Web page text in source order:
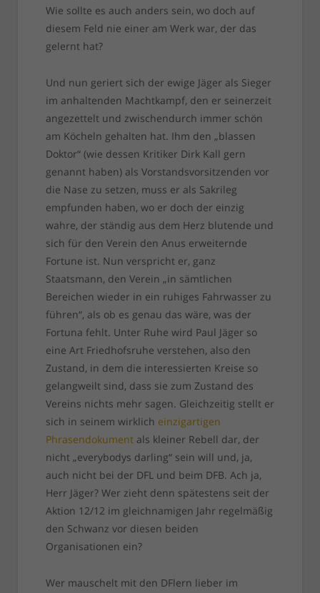
Wie sollte es auch anders sein, wo doch auf
diesem Feld nie einer am Werk war, der das
gelernt hat?
Und nun geriert sich der ewige Jäger als Sieger
im anhaltenden Machtkampf, den er seinerzeit
angezettelt und zwischendurch immer schön
am Köcheln gehalten hat. Ihm den „blassen
Doktor“ (wie dessen Kritiker Dirk Kall gern
genannt haben) als Vorstandsvorsitzenden vor
die Nase zu setzen, muss er als Sakrileg
empfunden haben, wo er doch der einzig
wahre, der ständig aus dem Herz blutende und
sich für den Verein den Anus erweiternde
Fortune ist. Nun verspricht er, ganz
Staatsmann, den Verein „in sämtlichen
Bereichen wieder in ein ruhiges Fahrwasser zu
führen“, als ob es genau das wäre, was der
Fortuna fehlt. Unter Ruhe wird Paul Jäger so
eine Art Friedhofsruhe verstehen, also den
Zustand, in dem die interessierten Kreise so
gelangweilt sind, dass sie zum Zustand des
Vereins nichts mehr sagen. Gleichzeitig stellt er
sich in seinem wirklich einzigartigen
Phrasendokumentals kleiner Rebell dar, der
nicht „everybodys darling“ sein will und, ja,
auch nicht bei der DFL und beim DFB. Ach ja,
Herr Jäger? Wer zieht denn spätestens seit der
Aktion 12/12 im gleichnamigen Jahr regelmäßig
den Schwanz vor diesen beiden
Organisationen ein?
Wer mauschelt mit den DFlern lieber im